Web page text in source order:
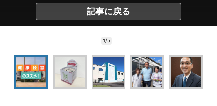
記事に戻る
1/5